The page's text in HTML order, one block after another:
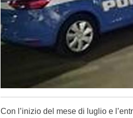
Con l’inizio del mese di luglio e